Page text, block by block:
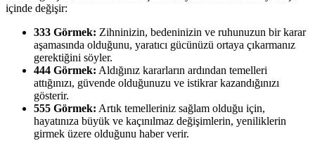
içinde değişir:
333 Görmek: Zihninizin, bedeninizin ve ruhunuzun bir karar
aşamasında olduğunu, yaratıcı gücünüzü ortaya çıkarmanız
gerektiğini söyler.
444 Görmek: Aldığınız kararların ardından temelleri
attığınızı, güvende olduğunuzu ve istikrar kazandığınızı
gösterir.
555 Görmek: Artık temelleriniz sağlam olduğu için,
hayatınıza büyük ve kaçınılmaz değişimlerin, yeniliklerin
girmek üzere olduğunu haber verir.